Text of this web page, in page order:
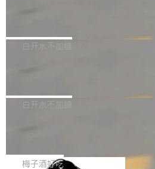
员工参与设立的专项资产管理计划。其
获配9...
一个回归问题，该问题导致拉取镜像时
题，该问题可能导致在旧版 Linux 内核
e 孵化器项目管理委员会（IPMC）投
P）！这一里程碑不仅标志着 Fluss 迈
白开水不加糖
长期停止内容更新，未能实现其作为
提交的编辑请求也长期处于待处理状态
白开水不加糖
是这样的：配 MessageSource 的
梅子酒好吃